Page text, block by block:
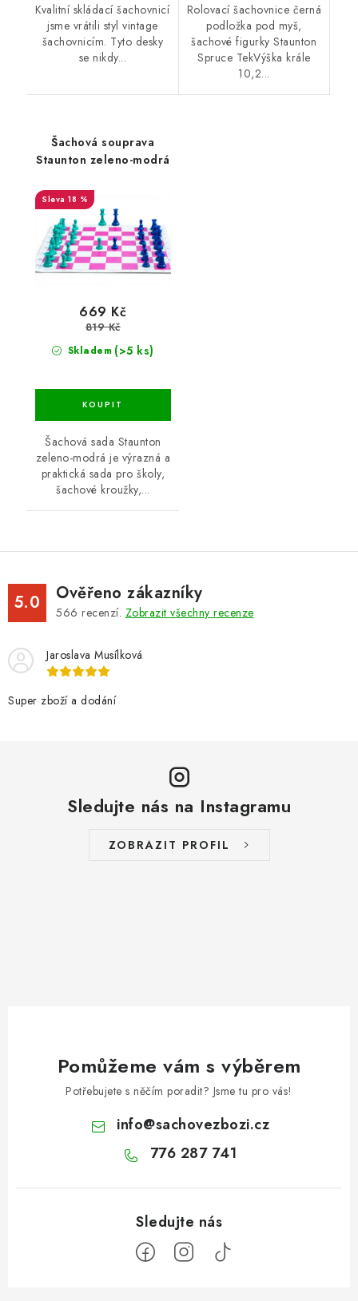
Kvalitní skládací šachovnicí
jsme vrátili styl vintage
šachovnicím. Tyto desky
se nikdy...
Rolovací šachovnice černá
podložka pod myš,
šachové figurky Staunton
Spruce TekVýška krále
10,2...
Šachová souprava
Staunton zeleno-modrá
18 %
Skladem (>5 ks)
669 Kč
819 Kč
Šachová sada Staunton
zeleno-modrá je výrazná a
praktická sada pro školy,
šachové kroužky,...
5.0 Ověřeno zákazníky
566 recenzí. Zobrazit všechny recenze
Jaroslava Musílková
Super zboží a dodání
Sledujte nás na Instagramu
ZOBRAZIT PROFIL
Pomůžeme vám s výběrem
Potřebujete s něčím poradit? Jsme tu pro vás!
info@sachovezbozi.cz
776 287 741